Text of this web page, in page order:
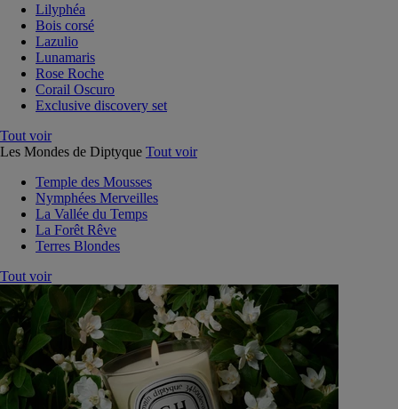
Lilyphéa
Bois corsé
Lazulio
Lunamaris
Rose Roche
Corail Oscuro
Exclusive discovery set
Tout voir
Les Mondes de Diptyque Tout voir
Temple des Mousses
Nymphées Merveilles
La Vallée du Temps
La Forêt Rêve
Terres Blondes
Tout voir